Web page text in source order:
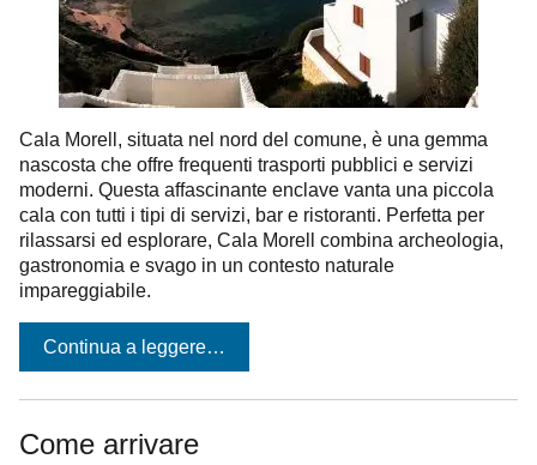
Cala Morell, situata nel nord del comune, è una gemma
nascosta che offre frequenti trasporti pubblici e servizi
moderni. Questa affascinante enclave vanta una piccola
cala con tutti i tipi di servizi, bar e ristoranti. Perfetta per
rilassarsi ed esplorare, Cala Morell combina archeologia,
gastronomia e svago in un contesto naturale
impareggiabile.
Continua a leggere…
Come arrivare